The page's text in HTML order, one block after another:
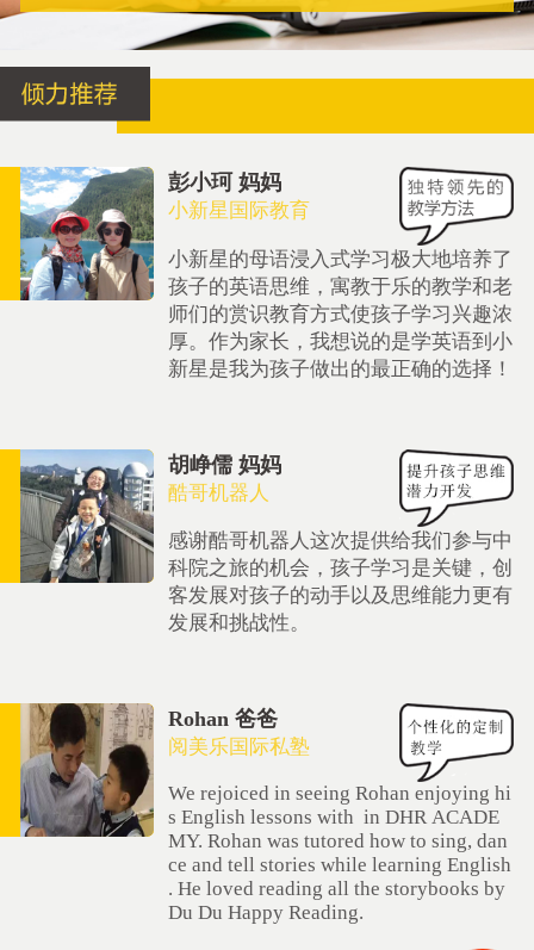
彭小珂 妈妈
小新星国际教育
小新星的母语浸入式学习极大地培养了
孩子的英语思维，寓教于乐的教学和老
师们的赏识教育方式使孩子学习兴趣浓
厚。作为家长，我想说的是学英语到小
新星是我为孩子做出的最正确的选择！
胡峥儒 妈妈
酷哥机器人
感谢酷哥机器人这次提供给我们参与中
科院之旅的机会，孩子学习是关键，创
客发展对孩子的动手以及思维能力更有
发展和挑战性。
Rohan 爸爸
阅美乐国际私塾
We rejoiced in seeing Rohan enjoying hi
s English lessons with in DHR ACADE
MY. Rohan was tutored how to sing, dan
ce and tell stories while learning English
. He loved reading all the storybooks by
Du Du Happy Reading.